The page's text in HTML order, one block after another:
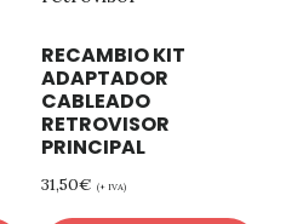
RECAMBIO KIT
ADAPTADOR
CABLEADO
RETROVISOR
PRINCIPAL
31,50€ (+ IVA)